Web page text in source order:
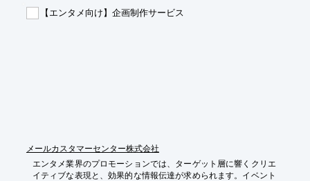
*   発送コストの削減
【エンタメ向け】企画制作サービス
メールカスタマーセンター株式会社
エンタメ業界のプロモーションでは、ターゲット層に響くクリエ
イティブな表現と、効果的な情報伝達が求められます。イベント